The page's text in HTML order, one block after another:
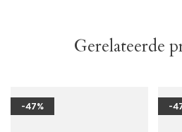
Gerelateerde
-47% -